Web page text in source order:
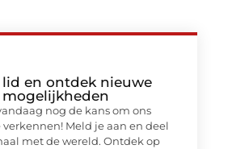
en ontdek nieuwe
mogelijkheden
nog de kans om ons
Meld je aan en deel
met de wereld. Ontdek op